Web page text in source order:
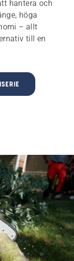
hantera och
höga
– allt
till en